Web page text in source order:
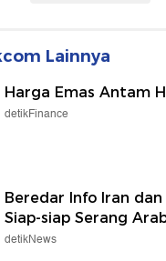
Lainnya
Harga Emas Antam
detikFinance
Beredar Info Iran dan
Siap-siap Serang
detikNews